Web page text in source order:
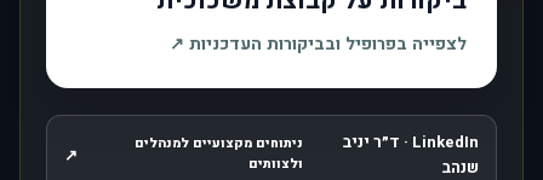
לצפייה בפרופיל ובביקורות העדכניות ↗
LinkedIn · ד״ר יניב
שנהב
ניתוחים מקצועיים למנהלים
ולצוותים
↗ , נפתח בחלון חדש